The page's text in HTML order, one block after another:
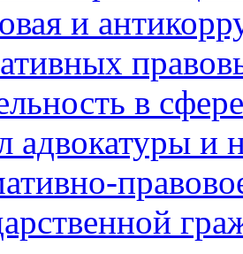
и
в
адвокатуры и